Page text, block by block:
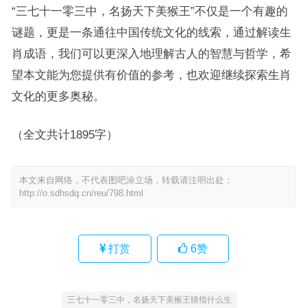
“三七十一零三中，名扬天下美猴王”不仅是一个有趣的
谜题，更是一条通往中国传统文化的线索，通过解读生
肖成语，我们可以更深入地理解古人的智慧与哲学，希
望本文能为您提供有价值的参考，也欢迎继续探索生肖
文化的更多奥秘。
（全文共计1895字）
本文来自网络，不代表图吧涂立场，转载请注明出处：
http://o.sdhsdq.cn/reu/798.html
打赏 6赞
三七十一零三中，名扬天下美猴王猜指什么生